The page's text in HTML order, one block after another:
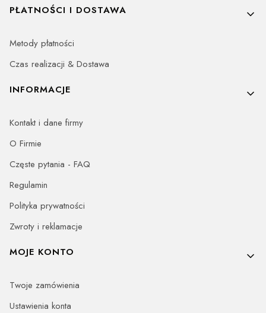
PŁATNOŚCI I DOSTAWA
Metody płatności
Czas realizacji & Dostawa
INFORMACJE
Kontakt i dane firmy
O Firmie
Częste pytania - FAQ
Regulamin
Polityka prywatności
Zwroty i reklamacje
MOJE KONTO
Twoje zamówienia
Ustawienia konta